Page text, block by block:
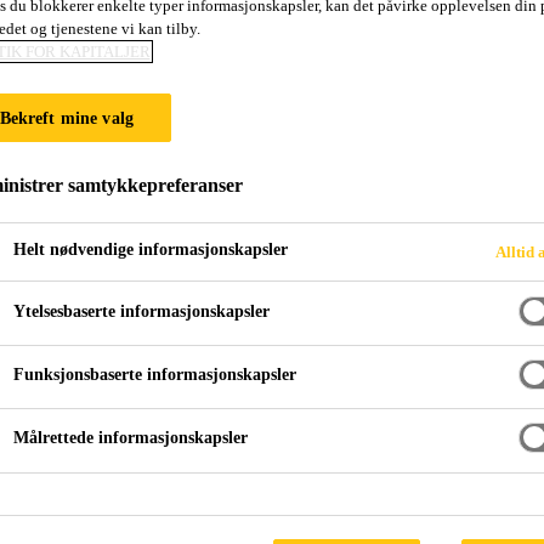
TUNNELER
med Sika
du blokkerer enkelte typer informasjonskapsler, kan det påvirke opplevelsen din
og tjenestene vi kan tilby.
FOR KAPITALJER
Bekreft mine valg
samtykkepreferanser
Helt nødvendige informasjonskapsler Alltid
Ytelsesbaserte informasjonskapsler
Funksjonsbaserte informasjonskapsler
Målrettede informasjonskapsler